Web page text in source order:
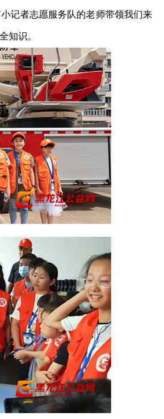
记者志愿服务队的老师带领我们来
知识。